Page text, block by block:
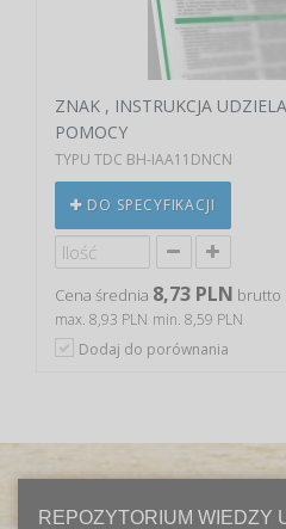
ZNAK , INSTRUKCJA
POMOCY
TYPU TDC BH-IAA11DNCN
DO SPECYFIKACJI
Cena średnia 8,73 PLN brutto
max. 8,93 PLN min. 8,59 PLN
Dodaj do porównania
REPOZYTORIUM WIEDZY